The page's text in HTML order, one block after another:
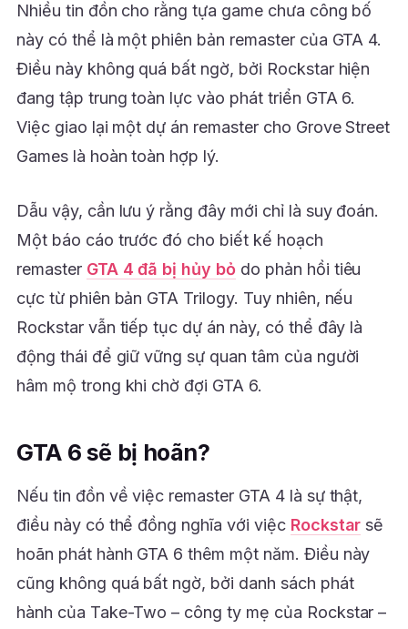
Nhiều tin đồn cho rằng tựa game chưa công bố
này có thể là một phiên bản remaster của GTA 4.
Điều này không quá bất ngờ, bởi Rockstar hiện
đang tập trung toàn lực vào phát triển GTA 6.
Việc giao lại một dự án remaster cho Grove Street
Games là hoàn toàn hợp lý.
Dẫu vậy, cần lưu ý rằng đây mới chỉ là suy đoán.
Một báo cáo trước đó cho biết kế hoạch
remaster GTA 4 đã bị hủy bỏ do phản hồi tiêu
cực từ phiên bản GTA Trilogy. Tuy nhiên, nếu
Rockstar vẫn tiếp tục dự án này, có thể đây là
động thái để giữ vững sự quan tâm của người
hâm mộ trong khi chờ đợi GTA 6.
GTA 6 sẽ bị hoãn?
Nếu tin đồn về việc remaster GTA 4 là sự thật,
điều này có thể đồng nghĩa với việc Rockstar sẽ
hoãn phát hành GTA 6 thêm một năm. Điều này
cũng không quá bất ngờ, bởi danh sách phát
hành của Take-Two – công ty mẹ của Rockstar –